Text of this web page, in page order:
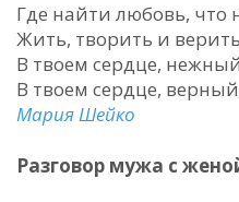
Где найти любовь, что
Жить, творить и верить
В твоем сердце,
В твоем сердце,
Мария Шейко
Разговор мужа с